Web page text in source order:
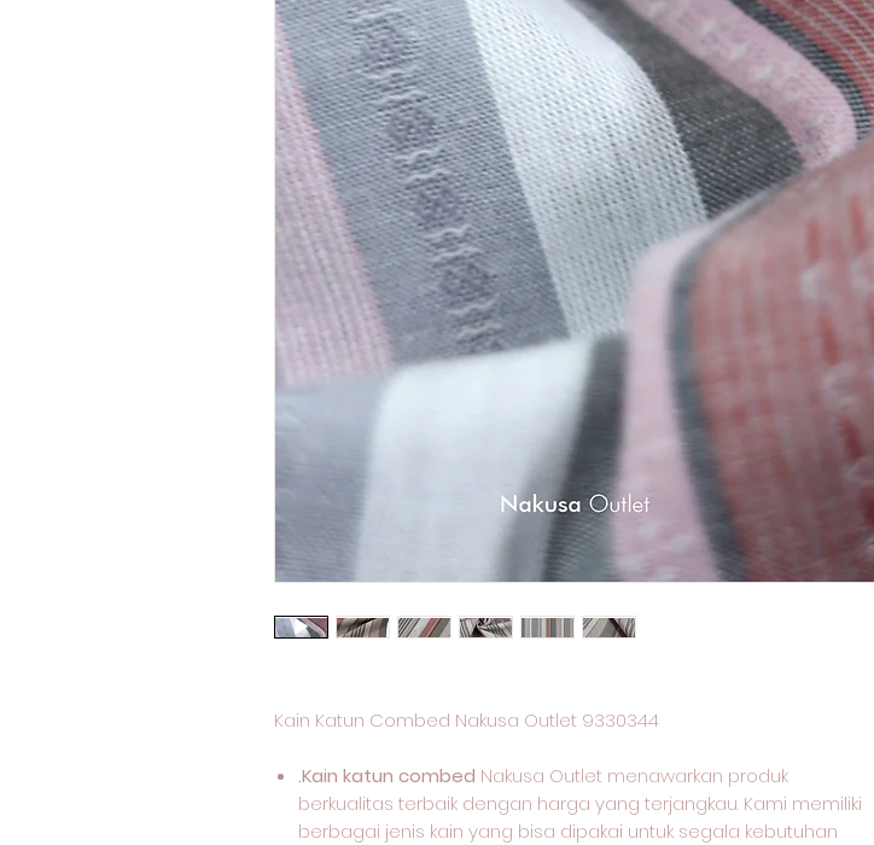
Kain Katun Combed Nakusa Outlet 9330344
.Kain katun combed Nakusa Outlet menawarkan produk
berkualitas terbaik dengan harga yang terjangkau. Kami memiliki
berbagai jenis kain yang bisa dipakai untuk segala kebutuhan